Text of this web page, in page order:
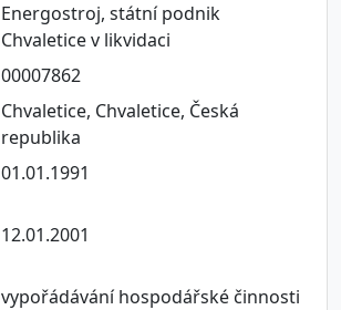
Energostroj, státní podnik
Chvaletice v likvidaci
00007862
Chvaletice, Chvaletice, Česká
republika
01.01.1991
12.01.2001
vypořádávání hospodářské činnosti